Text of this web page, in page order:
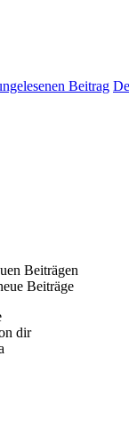
Beiträgen
Beiträge
dir